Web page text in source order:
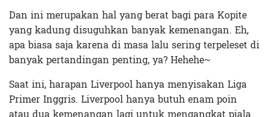
Dan ini merupakan hal yang berat bagi para Kopite
yang kadung disuguhkan banyak kemenangan. Eh,
apa biasa saja karena di masa lalu sering terpeleset di
banyak pertandingan penting, ya? Hehehe~
Saat ini, harapan Liverpool hanya menyisakan Liga
Primer Inggris. Liverpool hanya butuh enam poin